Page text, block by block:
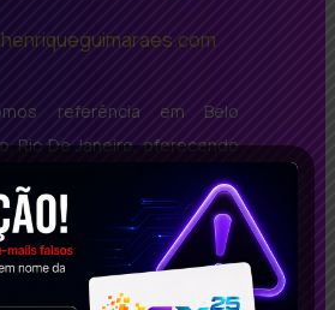
referência em Belo
Rio De Janeiro, oferecendo
em criação de sites BH bem
Performance e Marketing
um portfólio repleto de
impactamos empresas no